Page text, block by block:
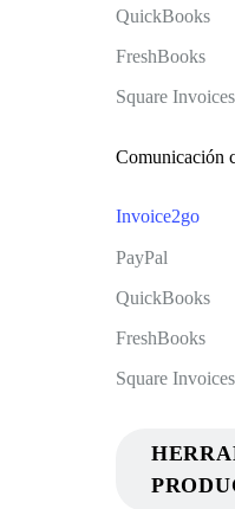
Comunicación